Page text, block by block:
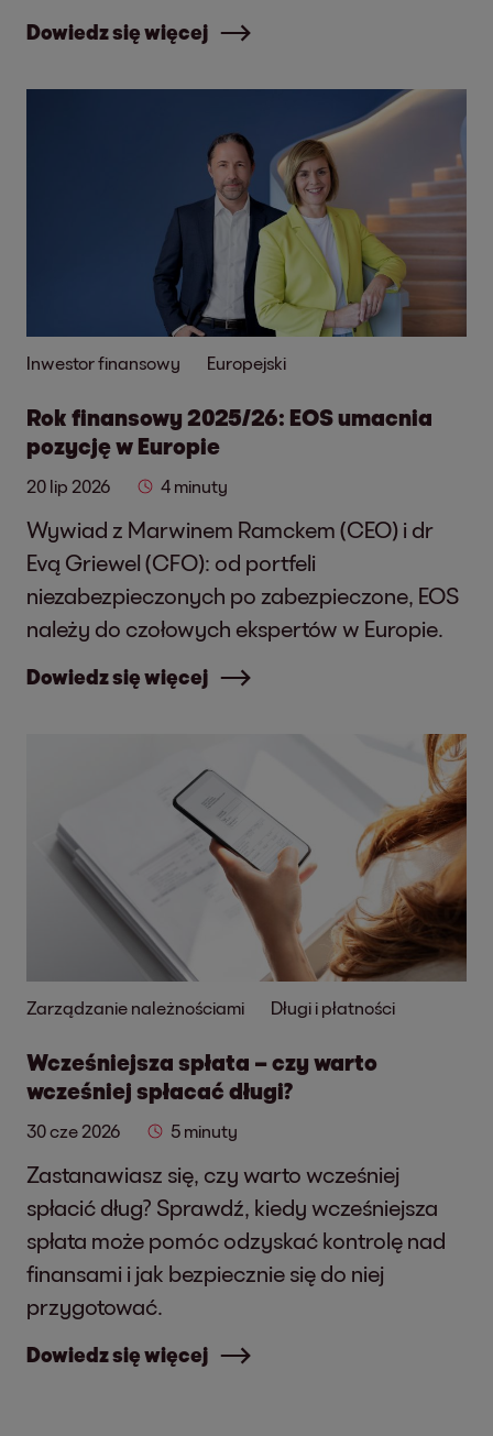
Dowiedz się więcej
Inwestor finansowy Europejski
Rok finansowy 2025/26: EOS umacnia
pozycję w Europie
20 lip 2026 4 minuty
Wywiad z Marwinem Ramckem (CEO) i dr
Evą Griewel (CFO): od portfeli
niezabezpieczonych po zabezpieczone, EOS
należy do czołowych ekspertów w Europie.
Dowiedz się więcej
Zarządzanie należnościami Długi i płatności
Wcześniejsza spłata – czy warto
wcześniej spłacać długi?
30 cze 2026 5 minuty
Zastanawiasz się, czy warto wcześniej
spłacić dług? Sprawdź, kiedy wcześniejsza
spłata może pomóc odzyskać kontrolę nad
finansami i jak bezpiecznie się do niej
przygotować.
Dowiedz się więcej